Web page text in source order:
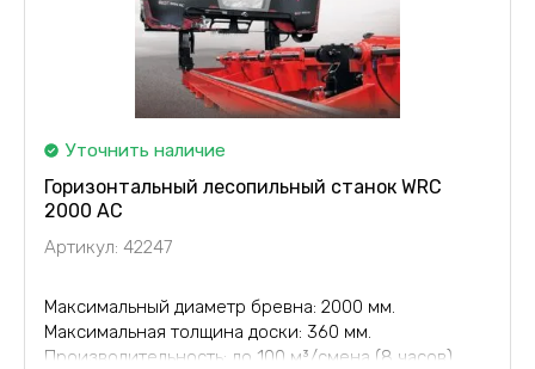
Уточнить наличие
Горизонтальный лесопильный станок WRC
2000 AC
Артикул: 42247
Максимальный диаметр бревна: 2000 мм.
Максимальная толщина доски: 360 мм.
Производительность: до 100 м³/смена (8 часов).